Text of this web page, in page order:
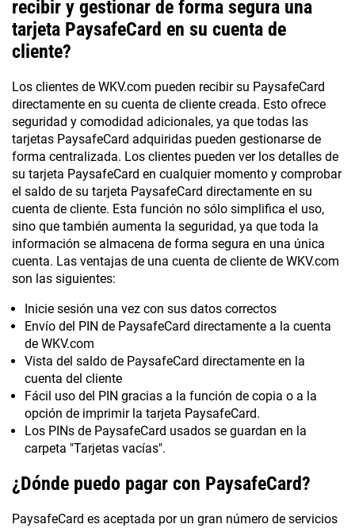
recibir y gestionar de forma segura una
tarjeta PaysafeCard en su cuenta de
cliente?
Los clientes de WKV.com pueden recibir su PaysafeCard
directamente en su cuenta de cliente creada. Esto ofrece
seguridad y comodidad adicionales, ya que todas las
tarjetas PaysafeCard adquiridas pueden gestionarse de
forma centralizada. Los clientes pueden ver los detalles de
su tarjeta PaysafeCard en cualquier momento y comprobar
el saldo de su tarjeta PaysafeCard directamente en su
cuenta de cliente. Esta función no sólo simplifica el uso,
sino que también aumenta la seguridad, ya que toda la
información se almacena de forma segura en una única
cuenta. Las ventajas de una cuenta de cliente de WKV.com
son las siguientes:
Inicie sesión una vez con sus datos correctos
Envío del PIN de PaysafeCard directamente a la cuenta
de WKV.com
Vista del saldo de PaysafeCard directamente en la
cuenta del cliente
Fácil uso del PIN gracias a la función de copia o a la
opción de imprimir la tarjeta PaysafeCard.
Los PINs de PaysafeCard usados se guardan en la
carpeta "Tarjetas vacías".
¿Dónde puedo pagar con PaysafeCard?
PaysafeCard es aceptada por un gran número de servicios